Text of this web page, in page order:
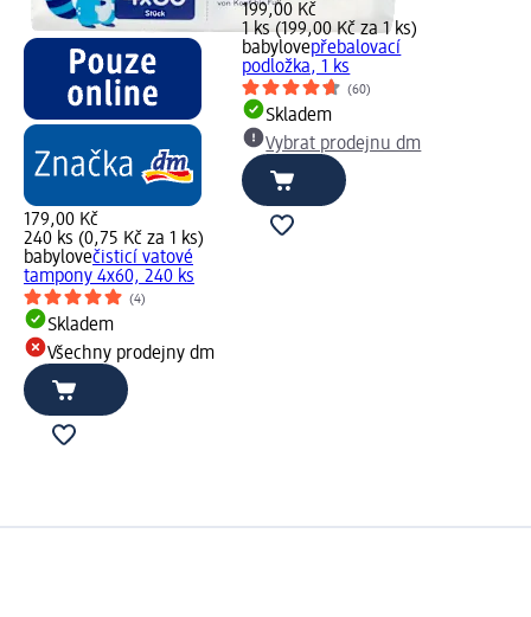
179,00 Kč
240 ks (0,75 Kč za 1 ks)
babylovečisticí vatové
tampony 4x60, 240 ks
(4)
Skladem
Všechny prodejny dm
199,00 Kč
1 ks (199,00 Kč za 1 ks)
babylovepřebalovací
podložka, 1 ks
(60)
Skladem
Vybrat prodejnu dm